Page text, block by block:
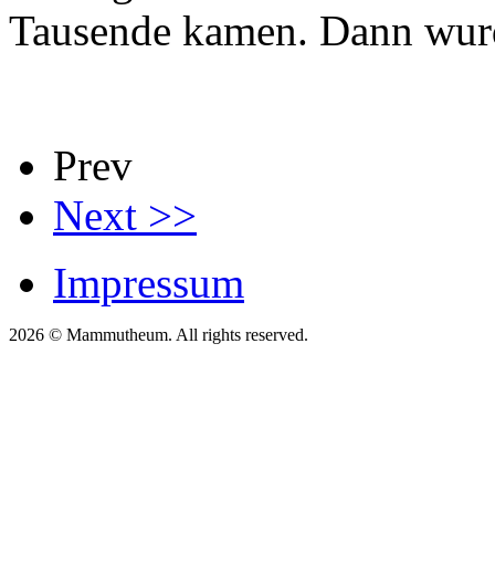
Tausende kamen. Dann
Prev
Next >>
Impressum
2026 © Mammutheum. All rights reserved.